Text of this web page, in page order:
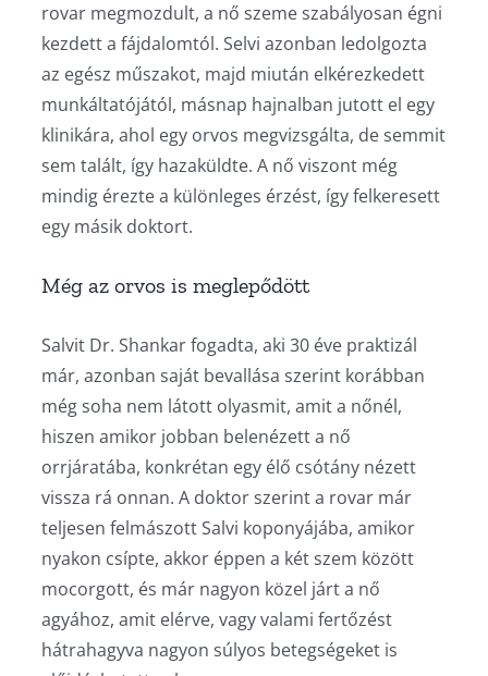
rovar megmozdult, a nő szeme szabályosan égni
kezdett a fájdalomtól. Selvi azonban ledolgozta
az egész műszakot, majd miután elkérezkedett
munkáltatójától, másnap hajnalban jutott el egy
klinikára, ahol egy orvos megvizsgálta, de semmit
sem talált, így hazaküldte. A nő viszont még
mindig érezte a különleges érzést, így felkeresett
egy másik doktort.
Még az orvos is meglepődött
Salvit Dr. Shankar fogadta, aki 30 éve praktizál
már, azonban saját bevallása szerint korábban
még soha nem látott olyasmit, amit a nőnél,
hiszen amikor jobban belenézett a nő
orrjáratába, konkrétan egy élő csótány nézett
vissza rá onnan. A doktor szerint a rovar már
teljesen felmászott Salvi koponyájába, amikor
nyakon csípte, akkor éppen a két szem között
mocorgott, és már nagyon közel járt a nő
agyához, amit elérve, vagy valami fertőzést
hátrahagyva nagyon súlyos betegségeket is